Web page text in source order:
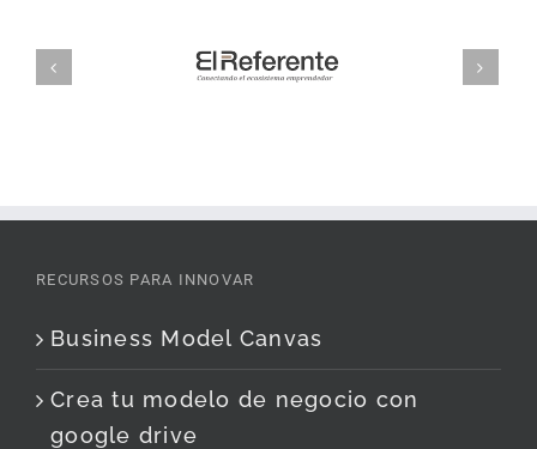
RECURSOS PARA INNOVAR
Business Model Canvas
Crea tu modelo de negocio con
google drive